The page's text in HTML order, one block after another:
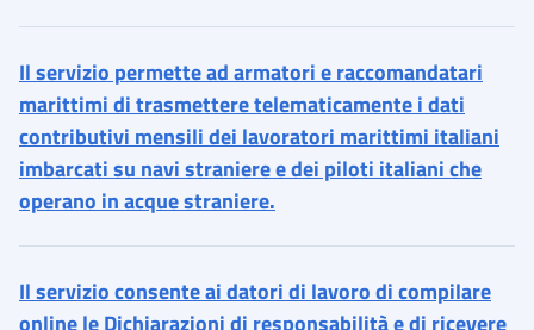
Il servizio permette ad armatori e raccomandatari
marittimi di trasmettere telematicamente i dati
contributivi mensili dei lavoratori marittimi italiani
imbarcati su navi straniere e dei piloti italiani che
operano in acque straniere.
Il servizio consente ai datori di lavoro di compilare